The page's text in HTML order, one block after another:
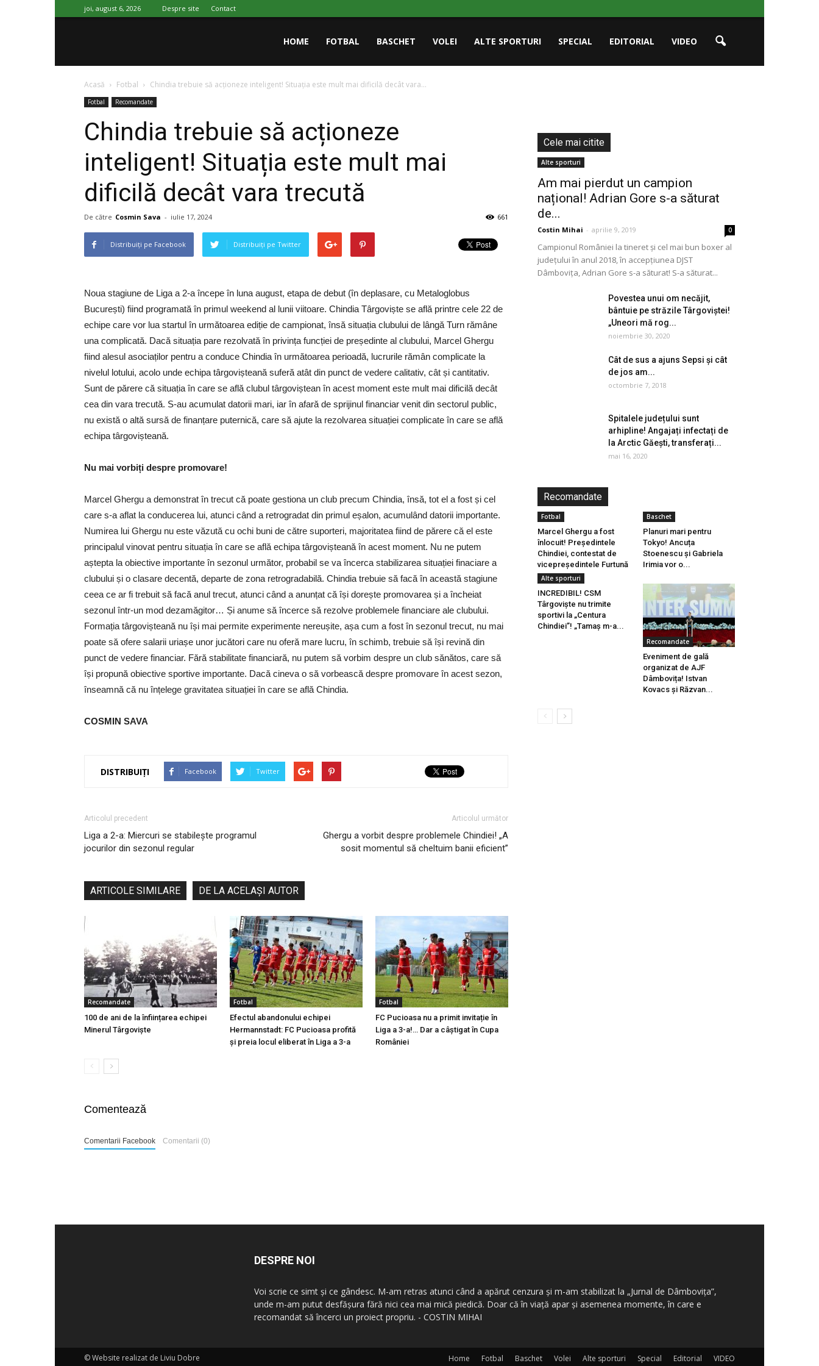
joi, august 6, 2026 Despre site Contact
HOME FOTBAL BASCHET VOLEI ALTE SPORTURI SPECIAL EDITORIAL VIDEO
Acasă Fotbal Chindia trebuie să acționeze inteligent! Situația este mult mai dificilă decât vara...
Fotbal Recomandate
Chindia trebuie să acționeze
inteligent! Situația este mult mai
dificilă decât vara trecută
De către Cosmin Sava - iulie 17, 2024 661
Distribuiți pe Facebook Distribuiți pe Twitter
Noua stagiune de Liga a 2-a începe în luna august, etapa de debut (în deplasare, cu Metaloglobus
București) fiind programată în primul weekend al lunii viitoare. Chindia Târgoviște se află printre cele 22 de
echipe care vor lua startul în următoarea ediție de campionat, însă situația clubului de lângă Turn rămâne
una complicată. Dacă situația pare rezolvată în privința funcției de președinte al clubului, Marcel Ghergu
fiind alesul asociaților pentru a conduce Chindia în următoarea perioadă, lucrurile rămân complicate la
nivelul lotului, acolo unde echipa târgovișteană suferă atât din punct de vedere calitativ, cât și cantitativ.
Sunt de părere că situația în care se află clubul târgoviștean în acest moment este mult mai dificilă decât
cea din vara trecută. S-au acumulat datorii mari, iar în afară de sprijinul financiar venit din sectorul public,
nu există o altă sursă de finanțare puternică, care să ajute la rezolvarea situației complicate în care se află
echipa târgovișteană.
Nu mai vorbiți despre promovare!
Marcel Ghergu a demonstrat în trecut că poate gestiona un club precum Chindia, însă, tot el a fost și cel
care s-a aflat la conducerea lui, atunci când a retrogradat din primul eșalon, acumulând datorii importante.
Numirea lui Ghergu nu este văzută cu ochi buni de către suporteri, majoritatea fiind de părere că el este
principalul vinovat pentru situația în care se află echipa târgovișteană în acest moment. Nu ne putem
aștepta la obiective importante în sezonul următor, probabil se va încerca stabilizarea situației finaciare a
clubului și o clasare decentă, departe de zona retrogradabilă. Chindia trebuie să facă în această stagiune
ceea ce ar fi trebuit să facă anul trecut, atunci când a anunțat că își dorește promovarea și a încheiat
sezonul într-un mod dezamăgitor… Și anume să încerce să rezolve problemele financiare ale clubului.
Formația târgovișteană nu își mai permite experimente nereușite, așa cum a fost în sezonul trecut, nu mai
poate să ofere salarii uriașe unor jucători care nu oferă mare lucru, în schimb, trebuie să își revină din
punct de vedere financiar. Fără stabilitate financiară, nu putem să vorbim despre un club sănătos, care să
își propună obiective sportive importante. Dacă cineva o să vorbească despre promovare în acest sezon,
înseamnă că nu înțelege gravitatea situației în care se află Chindia.
COSMIN SAVA
DISTRIBUIȚI Facebook Twitter
Articolul precedent
Liga a 2-a: Miercuri se stabilește programul
jocurilor din sezonul regular
Articolul următor
Ghergu a vorbit despre problemele Chindiei! „A
sosit momentul să cheltuim banii eficient”
ARTICOLE SIMILARE DE LA ACELAȘI AUTOR
Recomandate
100 de ani de la înființarea echipei
Minerul Târgoviște
Fotbal
Efectul abandonului echipei
Hermannstadt: FC Pucioasa profită
și preia locul eliberat în Liga a 3-a
Fotbal
FC Pucioasa nu a primit invitație în
Liga a 3-a!… Dar a câștigat în Cupa
României
Comentează
Comentarii Facebook Comentarii (0)
Cele mai citite
Alte sporturi
Am mai pierdut un campion
național! Adrian Gore s-a săturat
de...
Costin Mihai - aprilie 9, 2019 0
Campionul României la tineret și cel mai bun boxer al
județului în anul 2018, în accepțiunea DJST
Dâmbovița, Adrian Gore s-a săturat! S-a săturat...
Povestea unui om necăjit,
bântuie pe străzile Târgoviștei!
„Uneori mă rog...
noiembrie 30, 2020
Cât de sus a ajuns Sepsi și cât
de jos am...
octombrie 7, 2018
Spitalele județului sunt
arhipline! Angajați infectați de
la Arctic Găești, transferați...
mai 16, 2020
Recomandate
Fotbal
Marcel Ghergu a fost
înlocuit! Președintele
Chindiei, contestat de
vicepreședintele Furtună
Baschet
Planuri mari pentru
Tokyo! Ancuța
Stoenescu și Gabriela
Irimia vor o...
Alte sporturi
INCREDIBIL! CSM
Târgoviște nu trimite
sportivi la „Centura
Chindiei”! „Tamaș m-a...
Recomandate
Eveniment de gală
organizat de AJF
Dâmbovița! Istvan
Kovacs și Răzvan...
DESPRE NOI
Voi scrie ce simt şi ce gândesc. M-am retras atunci când a apărut cenzura şi m-am stabilizat la „Jurnal de Dâmboviţa”,
unde m-am putut desfăşura fără nici cea mai mică piedică. Doar că în viaţă apar şi asemenea momente, în care e
recomandat să încerci un proiect propriu. - COSTIN MIHAI
Home Fotbal Baschet Volei Alte sporturi Special Editorial VIDEO
© Website realizat de Liviu Dobre